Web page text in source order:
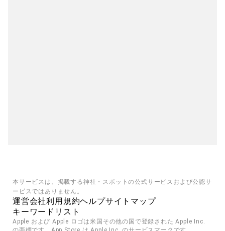
本サービスは、掲載する神社・スポットの公式サービスおよび公認サ
ービスではありません。
運営会社利用規約ヘルプサイトマップ
キーワードリスト
Apple および Apple ロゴは米国その他の国で登録された Apple Inc.